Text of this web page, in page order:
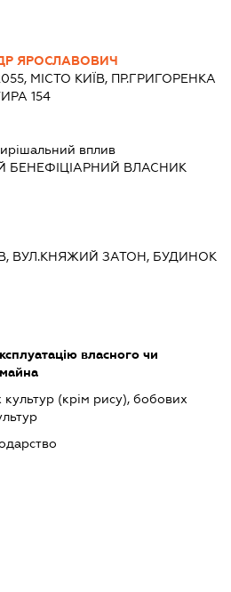
ЯРОСЛАВОВИЧ
МІСТО КИЇВ, ПР.ГРИГОРЕНКА
154
вплив
БЕНЕФІЦІАРНИЙ ВЛАСНИК
ВУЛ.КНЯЖИЙ ЗАТОН, БУДИНОК
власного чи
(крім рису), бобових